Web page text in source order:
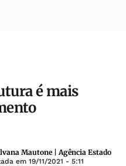
é mais
Mautone | Agência Estado
em 19/11/2021 - 5:11